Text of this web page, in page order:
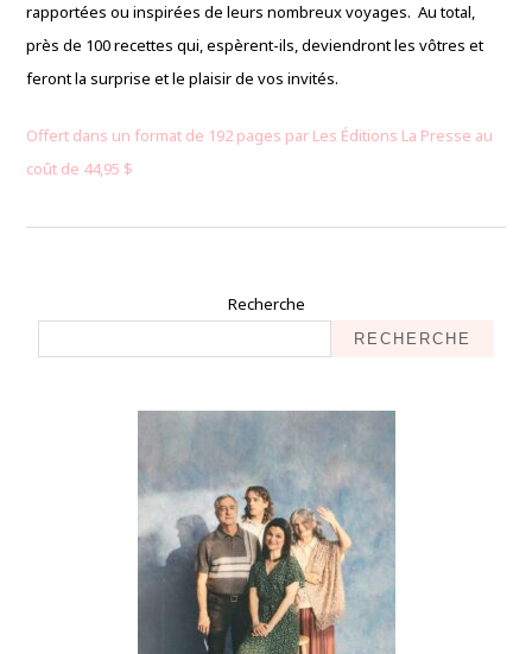
rapportées ou inspirées de leurs nombreux voyages.Au total,
près de 100 recettes qui, espèrent-ils, deviendront les vôtres et
feront la surprise et le plaisir de vos invités.
Offert dans un format de 192 pages par Les Éditions La Presse au
coût de 44,95 $
Recherche
RECHERCHE